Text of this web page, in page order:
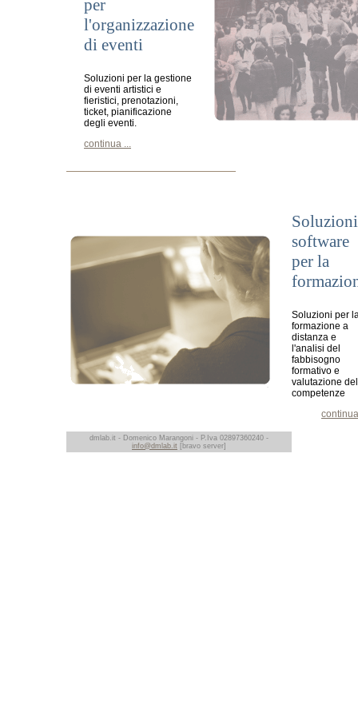
per
l'organizzazione
di eventi
Soluzioni per la gestione
di eventi artistici e
fieristici, prenotazioni,
ticket, pianificazione
degli eventi.
continua ...
Soluzioni
software
per la
Soluzioni per
formazione a
distanza e
l'analisi del
fabbisogno
formativo e
valutazione
competenze
dmlab.it - Domenico Marangoni - P.Iva 02897360240 -
info@dmlab.it [bravo server]